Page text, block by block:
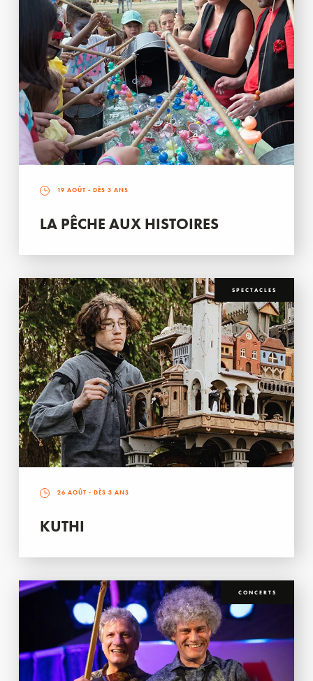
19 AOÛT - DÈS 3 ANS
LA PÊCHE AUX HISTOIRES
SPECTACLES
26 AOÛT - DÈS 3 ANS
KUTHI
CONCERTS